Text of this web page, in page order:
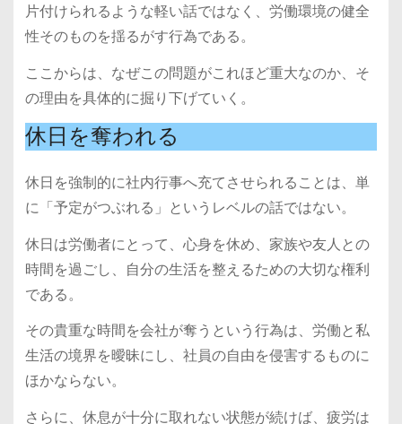
片付けられるような軽い話ではなく、労働環境の健全
性そのものを揺るがす行為である。
ここからは、なぜこの問題がこれほど重大なのか、そ
の理由を具体的に掘り下げていく。
休日を奪われる
休日を強制的に社内行事へ充てさせられることは、単
に「予定がつぶれる」というレベルの話ではない。
休日は労働者にとって、心身を休め、家族や友人との
時間を過ごし、自分の生活を整えるための大切な権利
である。
その貴重な時間を会社が奪うという行為は、労働と私
生活の境界を曖昧にし、社員の自由を侵害するものに
ほかならない。
さらに、休息が十分に取れない状態が続けば、疲労は